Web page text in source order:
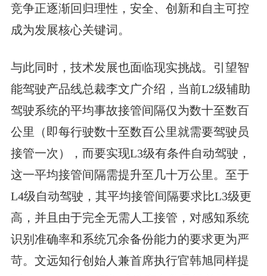
竞争正逐渐回归理性，安全、创新和自主可控
成为发展核心关键词。
与此同时，技术发展也面临现实挑战。引望智
能驾驶产品线总裁李文广介绍，当前L2级辅助
驾驶系统的平均事故接管间隔仅为数十至数百
公里（即每行驶数十至数百公里就需要驾驶员
接管一次），而要实现L3级有条件自动驾驶，
这一平均接管间隔需提升至几十万公里。至于
L4级自动驾驶，其平均接管间隔要求比L3级更
高，并且由于完全无需人工接管，对感知系统
识别准确率和系统冗余备份能力的要求更为严
苛。文远知行创始人兼首席执行官韩旭同样提